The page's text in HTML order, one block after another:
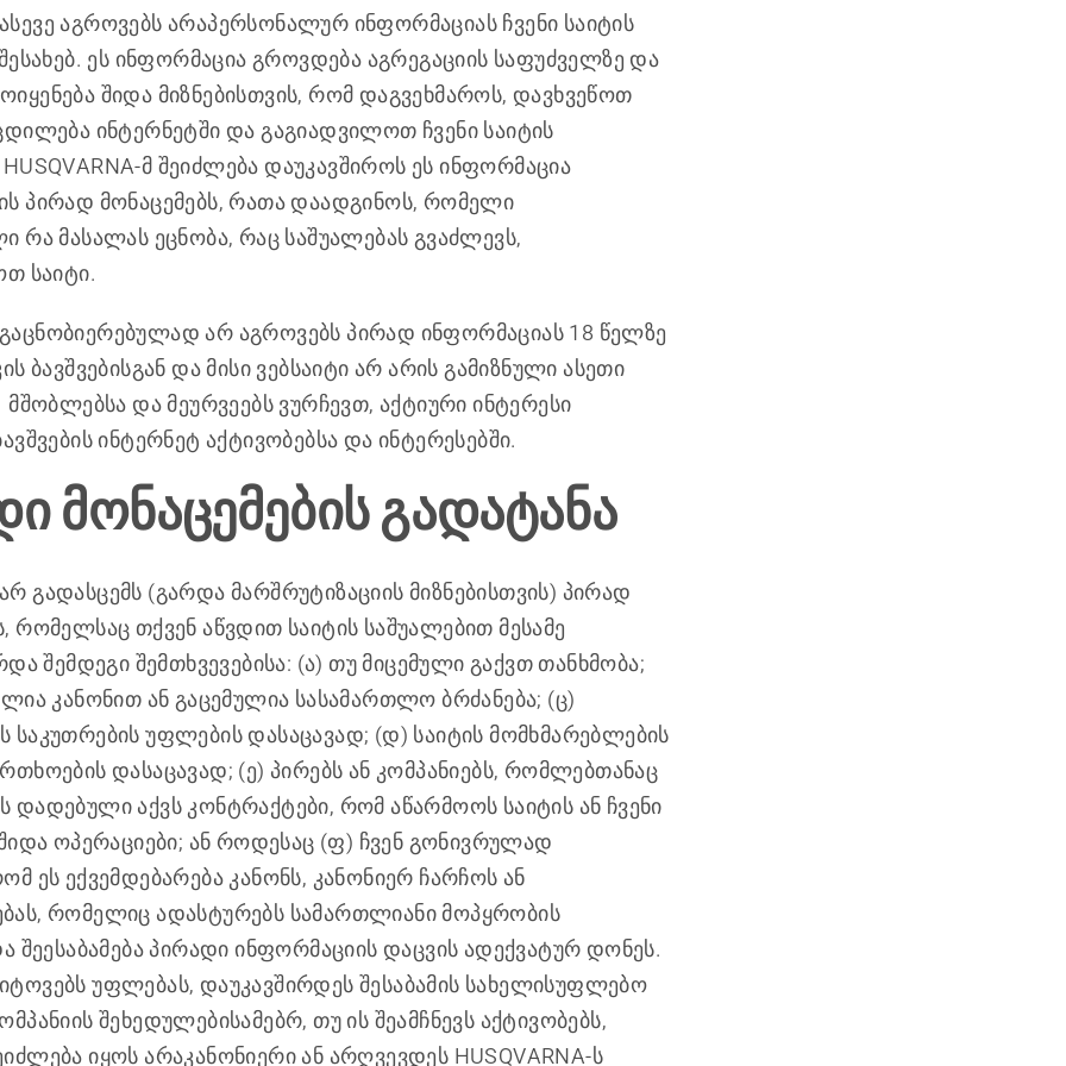
ასევე აგროვებს არაპერსონალურ ინფორმაციას ჩვენი საიტის
ეს ინფორმაცია გროვდება აგრეგაციის საფუძველზე და
შიდა მიზნებისთვის, რომ დაგვეხმაროს, დავხვეწოთ
ინტერნეტში და გაგიადვილოთ ჩვენი საიტის
მ შეიძლება დაუკავშიროს ეს ინფორმაცია
პირად მონაცემებს, რათა დაადგინოს, რომელი
რა მასალას ეცნობა, რაც საშუალებას გვაძლევს,
საიტი.
გაცნობიერებულად არ აგროვებს პირად ინფორმაციას 18 წელზე
ბავშვებისგან და მისი ვებსაიტი არ არის გამიზნული ასეთი
მშობლებსა და მეურვეებს ვურჩევთ, აქტიური ინტერესი
ინტერნეტ აქტივობებსა და ინტერესებში.
მონაცემების გადატანა
არ გადასცემს (გარდა მარშრუტიზაციის მიზნებისთვის) პირად
რომელსაც თქვენ აწვდით საიტის საშუალებით მესამე
შემდეგი შემთხვევებისა: (ა) თუ მიცემული გაქვთ თანხმობა;
კანონით ან გაცემულია სასამართლო ბრძანება; (ც)
ს საკუთრების უფლების დასაცავად; (დ) საიტის მომხმარებლების
დასაცავად; (ე) პირებს ან კომპანიებს, რომლებთანაც
ს დადებული აქვს კონტრაქტები, რომ აწარმოოს საიტის ან ჩვენი
შიდა ოპერაციები; ან როდესაც (ფ) ჩვენ გონივრულად
ეს ექვემდებარება კანონს, კანონიერ ჩარჩოს ან
რომელიც ადასტურებს სამართლიანი მოპყრობის
შეესაბამება პირადი ინფორმაციის დაცვის ადექვატურ დონეს.
იტოვებს უფლებას, დაუკავშირდეს შესაბამის სახელისუფლებო
შეხედულებისამებრ, თუ ის შეამჩნევს აქტივობებს,
იყოს არაკანონიერი ან არღვევდეს HUSQVARNA-ს